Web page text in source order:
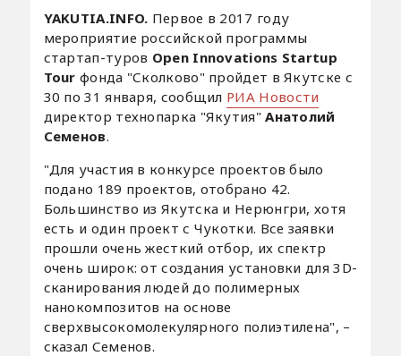
YAKUTIA.INFO. Первое в 2017 году
мероприятие российской программы
стартап-туров Open Innovations Startup
Tour фонда "Сколково" пройдет в Якутске с
30 по 31 января, сообщил РИА Новости
директор технопарка "Якутия"Анатолий
Семенов.
"Для участия в конкурсе проектов было
подано 189 проектов, отобрано 42.
Большинство из Якутска и Нерюнгри, хотя
есть и один проект с Чукотки. Все заявки
прошли очень жесткий отбор, их спектр
очень широк: от создания установки для 3D-
сканирования людей до полимерных
нанокомпозитов на основе
сверхвысокомолекулярного полиэтилена", –
сказал Семенов.